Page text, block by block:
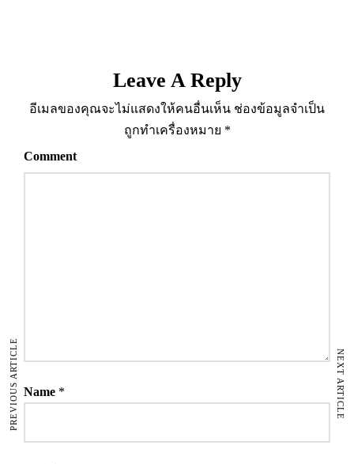
Leave A Reply
อีเมลของคุณจะไม่แสดงให้คนอื่นเห็น ช่องข้อมูลจำเป็น
ถูกทำเครื่องหมาย *
Comment
Name *
PREVIOUS ARTICLE NEXT ARTICLE